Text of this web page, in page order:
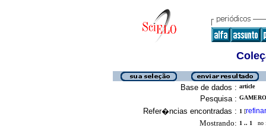
Base de dados : article
Pesquisa :
Refer�ncias encontradas : 1 [refinar
Mostrando: 1 .. 1 no